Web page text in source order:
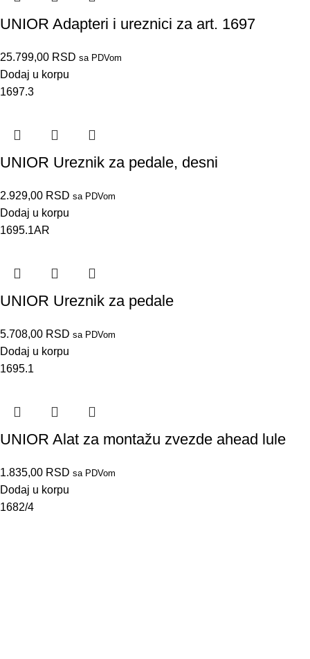
UNIOR Adapteri i ureznici za art. 1697
25.799,00 RSD sa PDVom
Dodaj u korpu
1697.3
UNIOR Ureznik za pedale, desni
2.929,00 RSD sa PDVom
Dodaj u korpu
1695.1AR
UNIOR Ureznik za pedale
5.708,00 RSD sa PDVom
Dodaj u korpu
1695.1
UNIOR Alat za montažu zvezde ahead lule
1.835,00 RSD sa PDVom
Dodaj u korpu
1682/4